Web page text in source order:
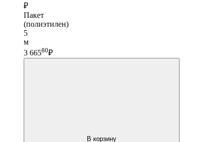
₽
Пакет
(полиэтилен)
5
м
3 66580₽
В корзину